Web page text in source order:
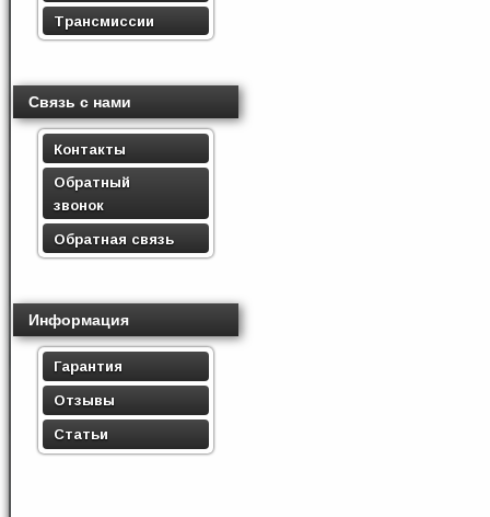
Трансмиссии
Связь с нами
Контакты
Обратный
звонок
Обратная связь
Информация
Гарантия
Отзывы
Статьи